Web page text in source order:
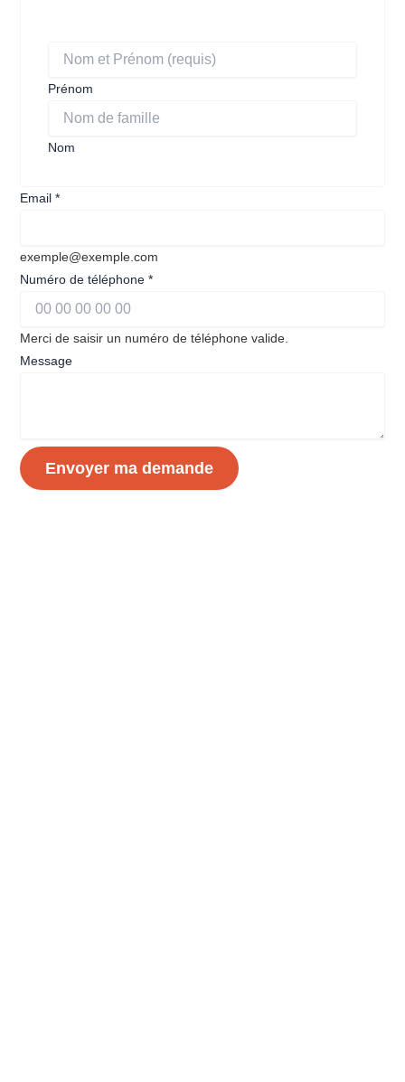
Prénom
Nom
Email*
exemple@exemple.com
Numéro de téléphone*
Merci de saisir un numéro de téléphone valide.
téléphone
Message
Envoyer ma demande